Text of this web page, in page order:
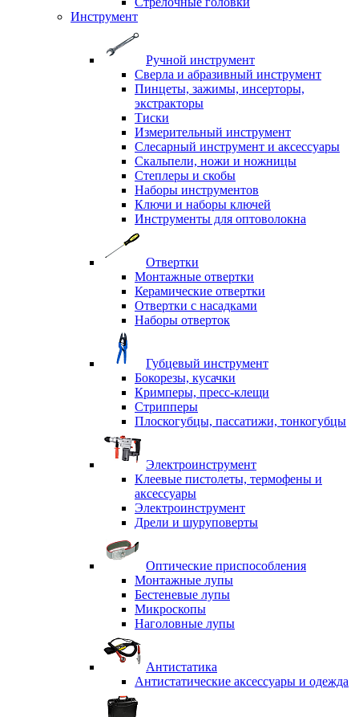
Инструмент
Ручной инструмент
Сверла и абразивный инструмент
Пинцеты, зажимы, инсерторы,
экстракторы
Тиски
Измерительный инструмент
Слесарный инструмент и аксессуары
Скальпели, ножи и ножницы
Степлеры и скобы
Наборы инструментов
Ключи и наборы ключей
Инструменты для оптоволокна
Отвертки
Монтажные отвертки
Керамические отвертки
Отвертки с насадками
Наборы отверток
Губцевый инструмент
Бокорезы, кусачки
Кримперы, пресс-клещи
Стрипперы
Плоскогубцы, пассатижи, тонкогубцы
Электроинструмент
Клеевые пистолеты, термофены и
аксессуары
Электроинструмент
Дрели и шуруповерты
Оптические приспособления
Монтажные лупы
Бестеневые лупы
Микроскопы
Наголовные лупы
Антистатика
Антистатические аксессуары и одежда